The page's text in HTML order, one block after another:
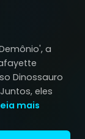
a
Dinossauro
eles
mais